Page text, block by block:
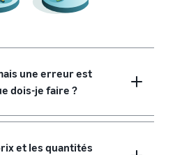
une erreur est
dois-je faire ?
et les quantités